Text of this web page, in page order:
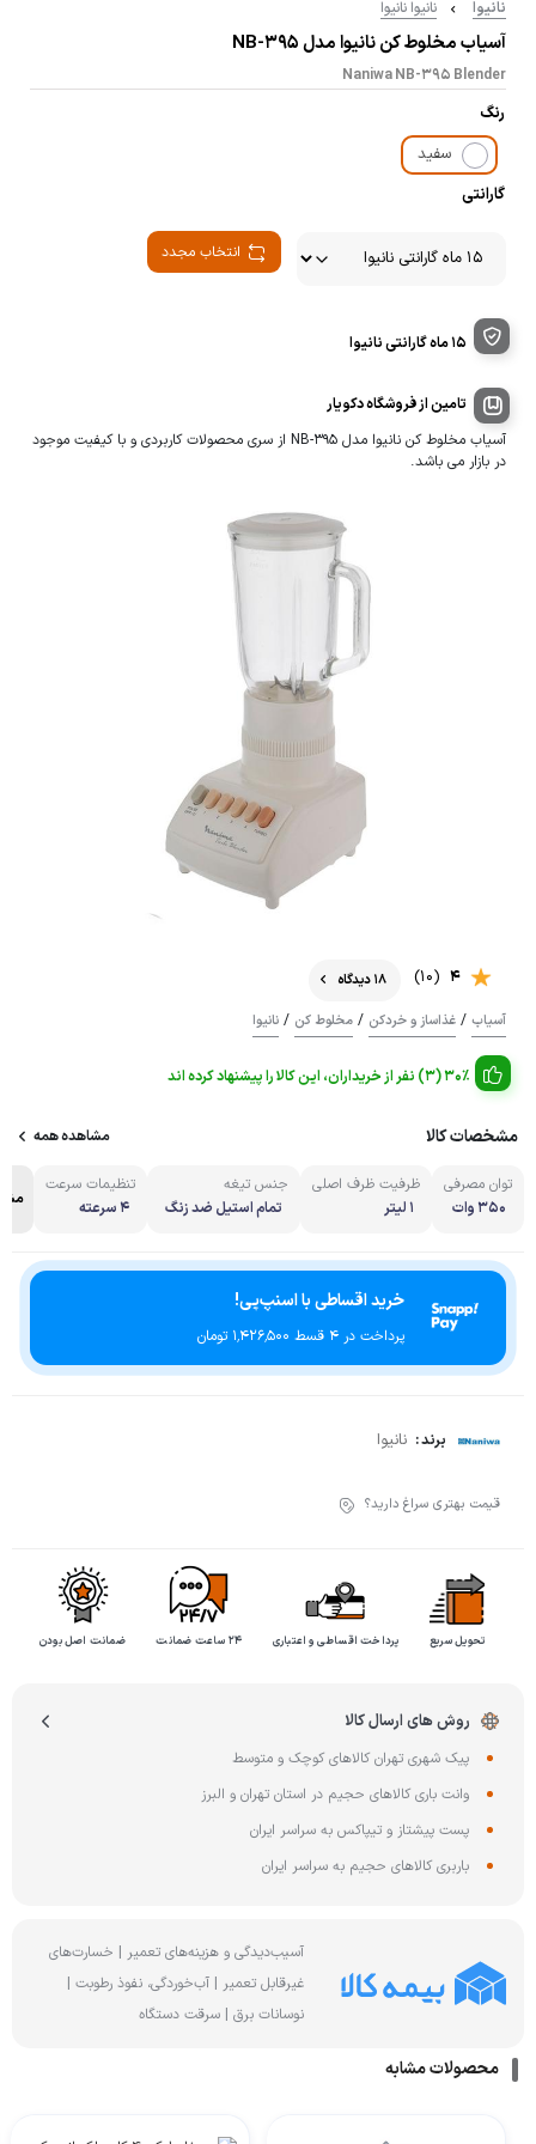
نانیوا نانیوا نانیوا
آسیاب مخلوط کن نانیوا مدل NB-395
Naniwa NB-395 Blender
رنگ
سفید
گارانتی
انتخاب مجدد
15 ماه گارانتی نانیوا
تامین از فروشگاه دکویار
آسیاب مخلوط کن نانیوا مدل NB-395 از سری محصولات کاربردی و با کیفیت موجود
در بازار می باشد.
4
(10)
18 دیدگاه
آسیاب / غذاساز و خردکن / مخلوط کن / نانیوا
30% (3) نفر از خریداران، این کالا را پیشنهاد کرده اند
مشخصات کالا مشاهده همه
توان مصرفی
350 وات
ظرفیت ظرف اصلی
1 لیتر
جنس تیغه
تمام استیل ضد زنگ
تنظیمات سرعت
4 سرعته
خرید اقساطی با اسنپ‌پی!
پرداخت در 4 قسط ۱٬۴۲۶٬۵۰۰ تومان
برند : نانیوا
قیمت بهتری سراغ دارید؟
تحویل سریع پرداخت اقساطی و اعتباری ۲۴ ساعت ضمانت ضمانت اصل بودن
روش های ارسال کالا
پیک شهری تهران کالاهای کوچک و متوسط
وانت باری کالاهای حجیم در استان تهران و البرز
پست پیشتاز و تیپاکس به سراسر ایران
باربری کالاهای حجیم به سراسر ایران
آسیب‌دیدگی و هزینه‌های تعمیر | خسارت‌های
غیرقابل تعمیر | آب‌خوردگی، نفوذ رطوبت |
نوسانات برق | سرقت دستگاه
محصولات مشابه